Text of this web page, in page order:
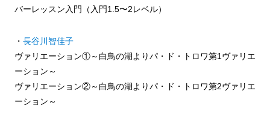
バーレッスン入門（入門1.5〜2レベル）
・ 長谷川智佳子
ヴァリエーション①～白鳥の湖よりパ・ド・トロワ第1ヴァリエ
ーション～
ヴァリエーション②～白鳥の湖よりパ・ド・トロワ第2ヴァリエ
ーション～